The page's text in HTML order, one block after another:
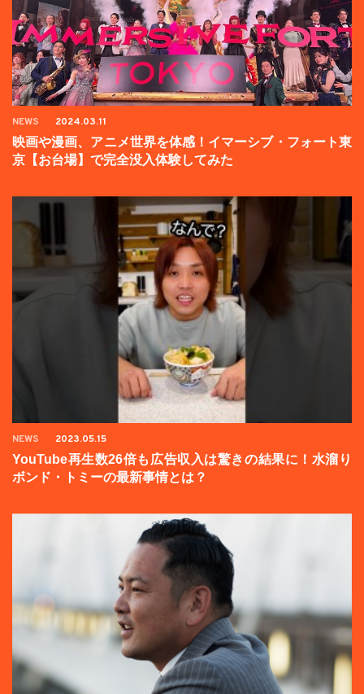
NEWS 2024.03.11
映画や漫画、アニメ世界を体感！イマーシブ・フォート東
京【お台場】で完全没入体験してみた
NEWS 2023.05.15
YouTube再生数26倍も広告収入は驚きの結果に！水溜り
ボンド・トミーの最新事情とは？